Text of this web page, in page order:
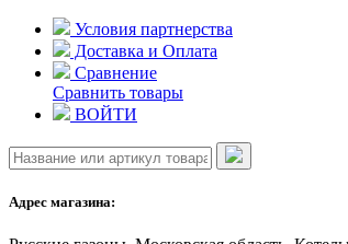
Skip
content
Условия партнерства
Доставка и Оплата
Сравнение
Сравнить товары
ВОЙТИ
Адрес магазина: